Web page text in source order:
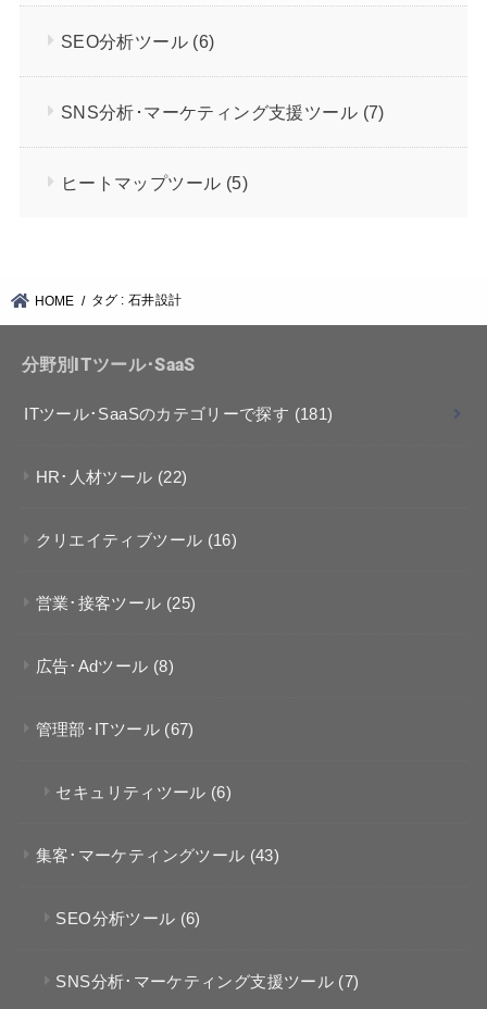
SEO分析ツール (6)
SNS分析･マーケティング支援ツール (7)
ヒートマップツール (5)
HOME タグ : 石井設計
分野別ITツール･SaaS
ITツール･SaaSのカテゴリーで探す (181)
HR･人材ツール (22)
クリエイティブツール (16)
営業･接客ツール (25)
広告･Adツール (8)
管理部･ITツール (67)
セキュリティツール (6)
集客･マーケティングツール (43)
SEO分析ツール (6)
SNS分析･マーケティング支援ツール (7)